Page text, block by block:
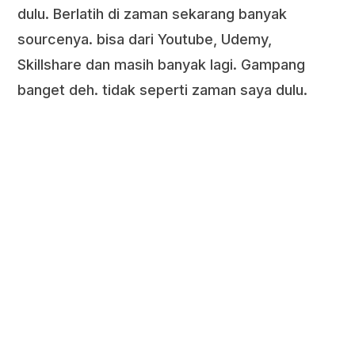
dulu. Berlatih di zaman sekarang banyak
sourcenya. bisa dari Youtube, Udemy,
Skillshare dan masih banyak lagi. Gampang
banget deh. tidak seperti zaman saya dulu.